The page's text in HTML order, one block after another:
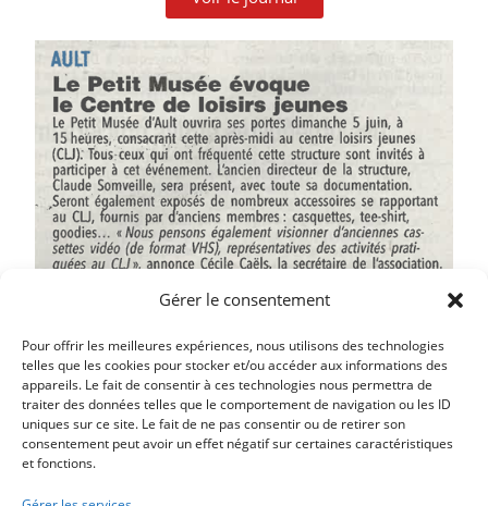
Gérer le consentement
Pour offrir les meilleures expériences, nous utilisons des technologies
telles que les cookies pour stocker et/ou accéder aux informations des
appareils. Le fait de consentir à ces technologies nous permettra de
traiter des données telles que le comportement de navigation ou les ID
uniques sur ce site. Le fait de ne pas consentir ou de retirer son
consentement peut avoir un effet négatif sur certaines caractéristiques
et fonctions.
Article précédent
UNE EXPOSITION CONSACRÉE AU PEINTRE FIRMIN-
GIRARD